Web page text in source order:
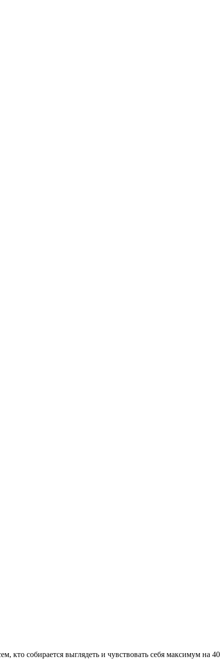
кто собирается выглядеть и чувствовать себя максимум